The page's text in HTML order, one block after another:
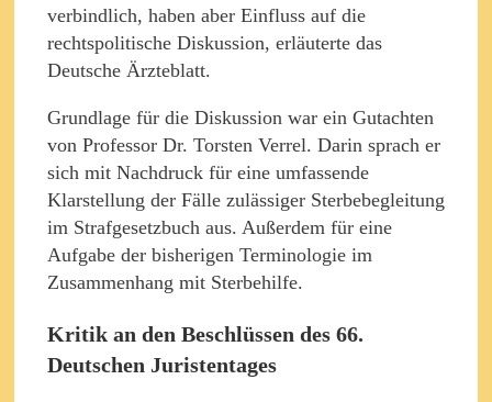
verbindlich, haben aber Einfluss auf die
rechtspolitische Diskussion, erläuterte das
Deutsche Ärzteblatt.
Grundlage für die Diskussion war ein Gutachten
von Professor Dr. Torsten Verrel. Darin sprach er
sich mit Nachdruck für eine umfassende
Klarstellung der Fälle zulässiger Sterbebegleitung
im Strafgesetzbuch aus. Außerdem für eine
Aufgabe der bisherigen Terminologie im
Zusammenhang mit Sterbehilfe.
Kritik an den Beschlüssen des 66.
Deutschen Juristentages